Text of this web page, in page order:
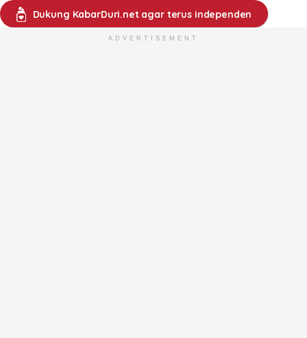
Dukung KabarDuri.net agar terus independen
ADVERTISEMENT